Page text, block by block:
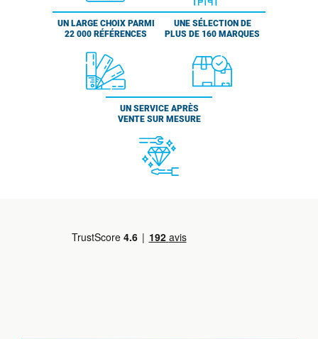
UN LARGE CHOIX PARMI
22 000 RÉFÉRENCES
UNE SÉLECTION DE
PLUS DE 160 MARQUES
UN SERVICE APRÈS
VENTE SUR MESURE